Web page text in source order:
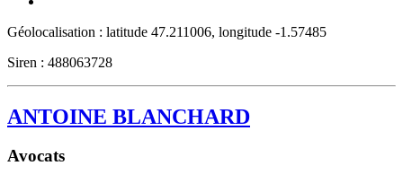
Géolocalisation : latitude 47.211006, longitude -1.57485
Siren : 488063728
ANTOINE BLANCHARD
Avocats